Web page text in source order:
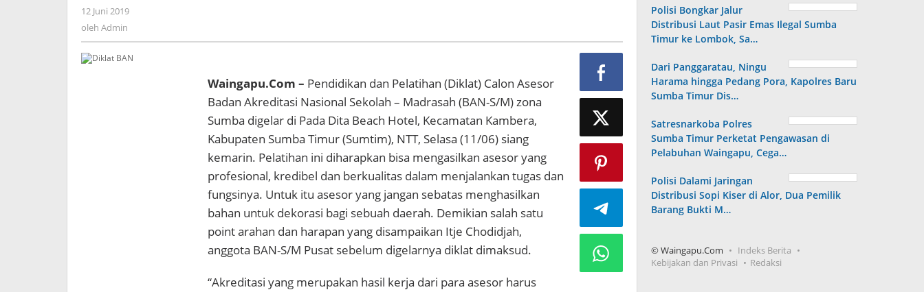
12 Juni 2019
oleh Admin
Waingapu.Com – Pendidikan dan Pelatihan (Diklat) Calon Asesor
Badan Akreditasi Nasional Sekolah – Madrasah (BAN-S/M) zona
Sumba digelar di Pada Dita Beach Hotel, Kecamatan Kambera,
Kabupaten Sumba Timur (Sumtim), NTT, Selasa (11/06) siang
kemarin. Pelatihan ini diharapkan bisa mengasilkan asesor yang
profesional, kredibel dan berkualitas dalam menjalankan tugas dan
fungsinya. Untuk itu asesor yang jangan sebatas menghasilkan
bahan untuk dekorasi bagi sebuah daerah. Demikian salah satu
point arahan dan harapan yang disampaikan Itje Chodidjah,
anggota BAN-S/M Pusat sebelum digelarnya diklat dimaksud.
“Akreditasi yang merupakan hasil kerja dari para asesor harus
Polisi Bongkar Jalur
Distribusi Laut Pasir Emas Ilegal Sumba
Timur ke Lombok, Sa…
Dari Panggaratau, Ningu
Harama hingga Pedang Pora, Kapolres Baru
Sumba Timur Dis…
Satresnarkoba Polres
Sumba Timur Perketat Pengawasan di
Pelabuhan Waingapu, Cega…
Polisi Dalami Jaringan
Distribusi Sopi Kiser di Alor, Dua Pemilik
Barang Bukti M…
© Waingapu.Com
Indeks Berita
Kebijakan dan Privasi
Redaksi